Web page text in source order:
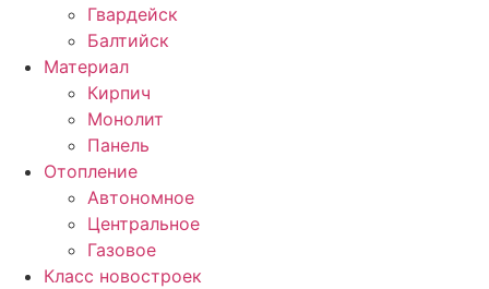
Гвардейск
Балтийск
Материал
Кирпич
Монолит
Панель
Отопление
Автономное
Центральное
Газовое
Класс новостроек